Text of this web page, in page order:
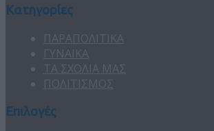
Κατηγορίες
ΠΑΡΑΠΟΛΙΤΙΚΑ
ΓΥΝΑΙΚΑ
ΤΑ ΣΧΟΛΙΑ ΜΑΣ
ΠΟΛΙΤΙΣΜΟΣ
Επιλογές